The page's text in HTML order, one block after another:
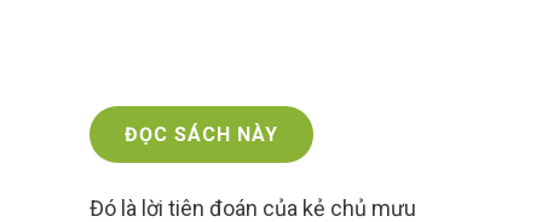
ĐỌC SÁCH NÀY
Đó là lời tiên đoán của kẻ chủ mưu